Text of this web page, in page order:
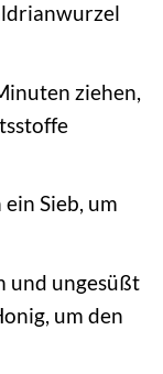
ziehen,
Sieb, um
und ungesüßt
um den